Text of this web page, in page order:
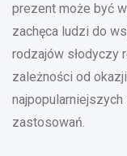
prezent może być
zachęca ludzi do
rodzajów słodyczy
zależności od
zastosowań.